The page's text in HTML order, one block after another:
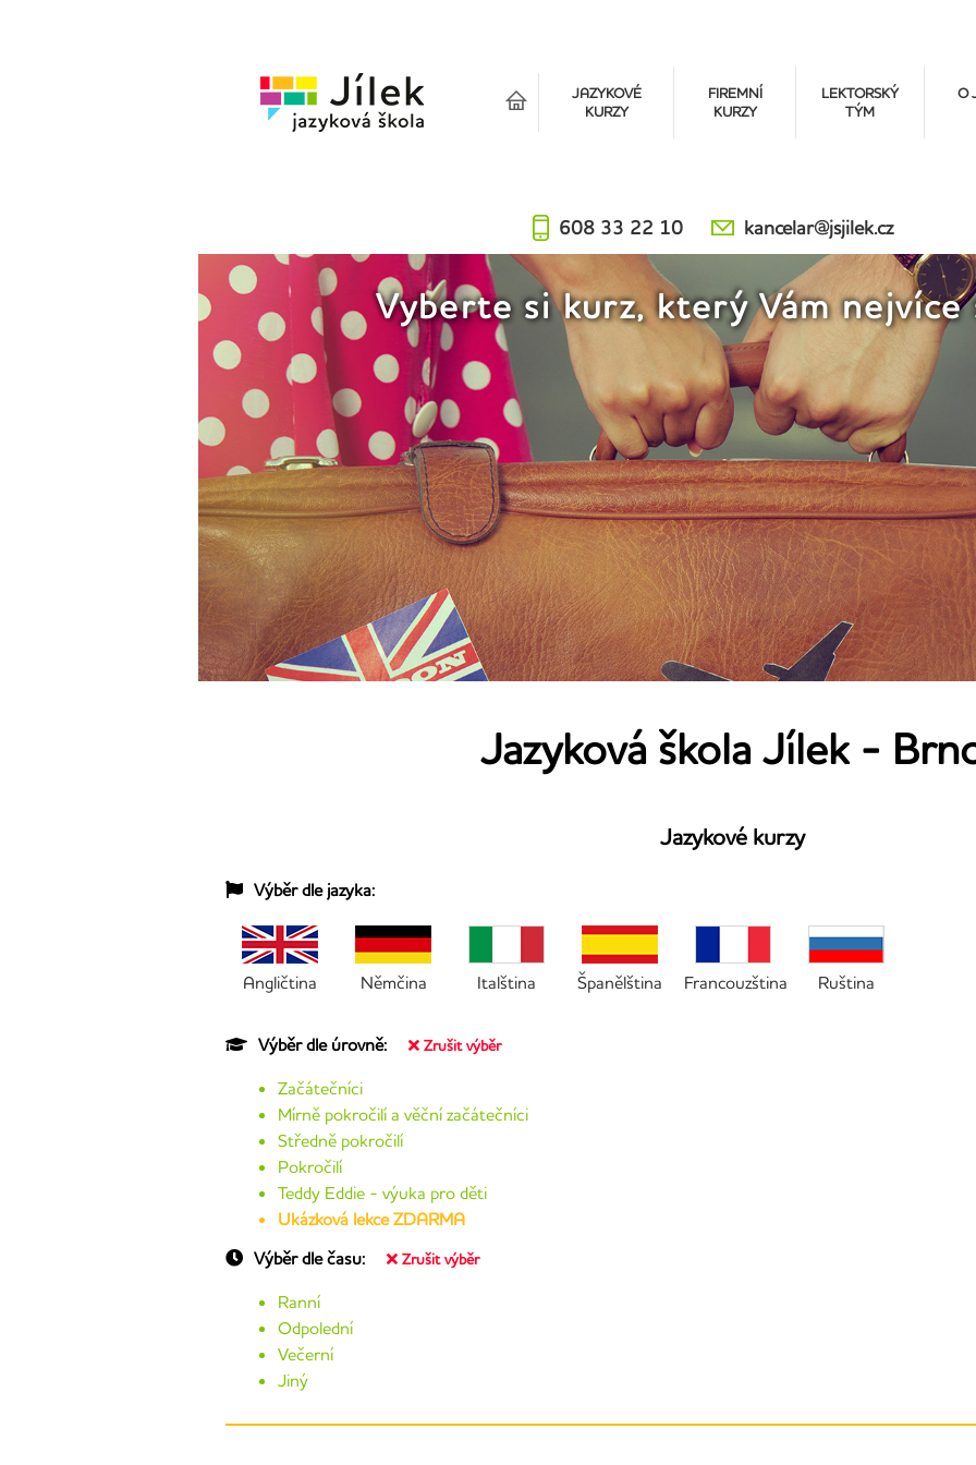
JAZYKOVÉ
KURZY
FIREMNÍ
KURZY
LEKTORSKÝ
TÝM
O
608 33 22 10 kancelar@jsjilek.cz
Vyberte si kurz, který Vám nejvíce
Jazyková škola Jílek -
Jazykové kurzy
Výběr dle jazyka:
Angličtina Němčina Italština Španělština Francouzština Ruština
Výběr dle úrovně: Zrušit výběr
Začátečníci
Mírně pokročilí a věční začátečníci
Středně pokročilí
Pokročilí
Teddy Eddie - výuka pro děti
Ukázková lekce ZDARMA
Výběr dle času:
Zrušit výběr
Ranní
Odpolední
Večerní
Jiný